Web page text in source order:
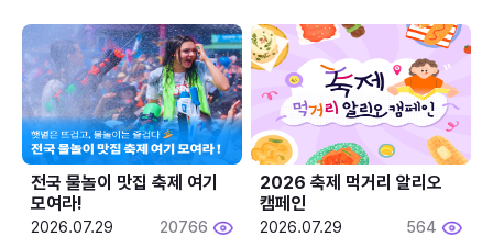
전국 물놀이 맛집 축제 여기
모여라!
2026.07.29 20766
2026 축제 먹거리 알리오
캠페인
2026.07.29 564